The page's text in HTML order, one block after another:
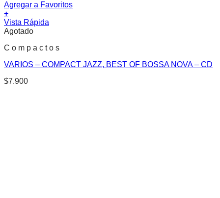
Agregar a Favoritos
+
Vista Rápida
Agotado
C o m p a c t o s
VARIOS – COMPACT JAZZ, BEST OF BOSSA NOVA – CD
$7.900